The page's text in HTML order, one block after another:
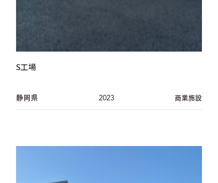
S工場
静岡県 2023 商業施設